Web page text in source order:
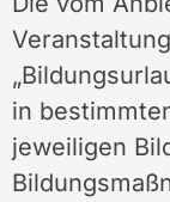
in
jeweiligen